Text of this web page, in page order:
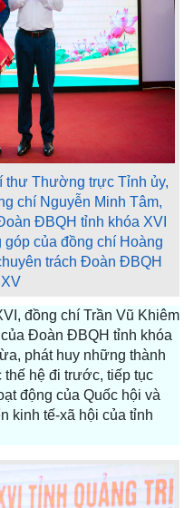
thư Thường trực Tỉnh ủy,
chí Nguyễn Minh Tâm,
ĐBQH tỉnh khóa XVI
của đồng chí Hoàng
trách Đoàn ĐBQH
đồng chí Trần Vũ Khiêm
Đoàn ĐBQH tỉnh khóa
phát huy những thành
thế hệ đi trước, tiếp tục
động của Quốc hội và
kinh tế-xã hội của tỉnh